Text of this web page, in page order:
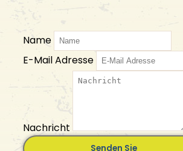
Name
E-Mail Adresse
Nachricht